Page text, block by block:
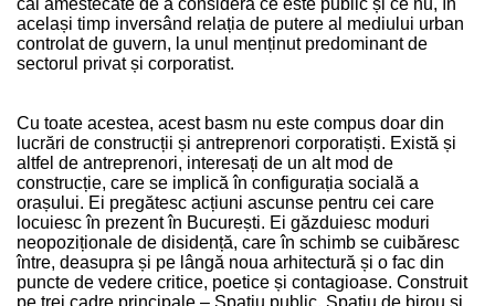
același timp inversând relația de putere al mediului urban
controlat de guvern, la unul menținut predominant de
sectorul privat și corporatist.
Cu toate acestea, acest basm nu este compus doar din
lucrări de construcții și antreprenori corporatiști. Există și
altfel de antreprenori, interesați de un alt mod de
construcție, care se implică în configurația socială a
orașului. Ei pregătesc acțiuni ascunse pentru cei care
locuiesc în prezent în București. Ei găzduiesc moduri
neopoziționale de disidență, care în schimb se cuibăresc
între, deasupra și pe lângă noua arhitectură și o fac din
puncte de vedere critice, poetice și contagioase. Construit
pe trei cadre principale – Spațiu public, Spațiu de birou și